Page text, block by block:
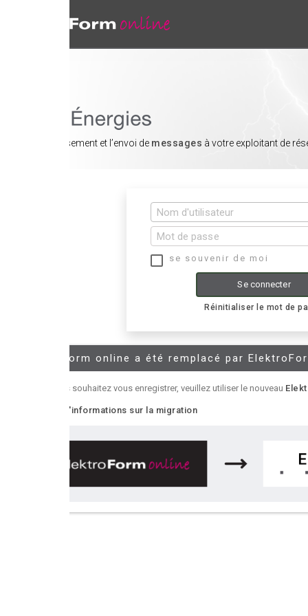
et l’envoi demessagesà votre exploitant de réseau
se souvenir de moi
Réinitialiser le mot de passe
online a été remplacé par ElektroForm online2
souhaitez vous enregistrer, veuillez utiliser le nouveauElektroForm online2.
sur la migration